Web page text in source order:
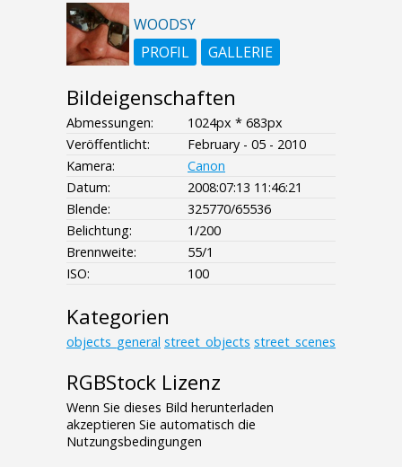
WOODSY
PROFIL
GALLERIE
Bildeigenschaften
Abmessungen:
1024px * 683px
Veröffentlicht:
February - 05 - 2010
Kamera:
Canon
Datum:
2008:07:13 11:46:21
Blende:
325770/65536
Belichtung:
1/200
Brennweite:
55/1
ISO:
100
Kategorien
objects_general street_objects street_scenes
RGBStock Lizenz
Wenn Sie dieses Bild herunterladen
akzeptieren Sie automatisch die
Nutzungsbedingungen